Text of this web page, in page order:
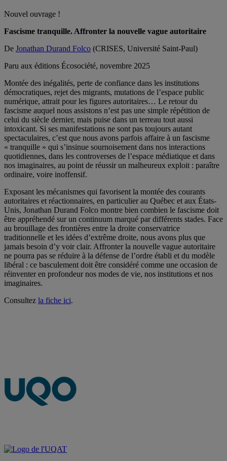
Nouvel ouvrage !
Fascisme tranquille. Affronter la nouvelle vague autoritaire
De Jonathan Durand Folco (CRISES, Université Saint-Paul)
Paru aux éditions Écosociété, novembre 2025
Montée des inégalités, perte de confiance dans les institutions
démocratiques, rejet des migrants, mutations de l’espace public
numérique, attrait pour les figures autoritaires… Le retour du
fascisme auquel nous assistons n’est pas une simple répétition de
celui du siècle dernier, mais puise dans un terreau tout aussi
intoxicant. Si ses manifestations ne sont pas toujours autant
spectaculaires, c’est que nous avons parfois affaire à un fascisme
« tranquille » qui s’insinue sournoisement dans nos interactions
quotidiennes, dans les controverses de l’espace médiatique et dans
nos imaginaires, au point de réussir un malheureux exploit : paraître
ordinaire, voire inoffensif.
Exposant les mécanismes qui favorisent la montée des courants
autoritaires et réactionnaires, en particulier au Québec et aux États-
Unis, Jonathan Durand Folco montre bien combien le fascisme doit
être appréhendé sur un continuum marqué par différents stades. Face
au brouillage des frontières entre la droite conservatrice
traditionnelle et les idées d’extrême droite, nous avons plus que
jamais besoin d’y voir clair. Affronter la nouvelle vague autoritaire
ne pourra pas se réduire à la défense de l’ordre établi et du modèle
libéral : ce basculement doit être considéré comme une occasion de
réinventer en profondeur nos modes de vie, nos institutions et nos
imaginaires.
Consultez la fiche ici.